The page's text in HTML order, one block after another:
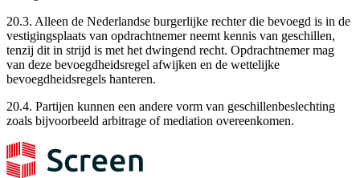
20.3. Alleen de Nederlandse burgerlijke rechter die bevoegd is in de
vestigingsplaats van opdrachtnemer neemt kennis van geschillen,
tenzij dit in strijd is met het dwingend recht. Opdrachtnemer mag
van deze bevoegdheidsregel afwijken en de wettelijke
bevoegdheidsregels hanteren.
20.4. Partijen kunnen een andere vorm van geschillenbeslechting
zoals bijvoorbeeld arbitrage of mediation overeenkomen.